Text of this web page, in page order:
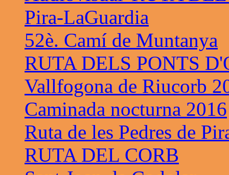
Pira-LaGuardia
52è. Camí de Muntanya
RUTA DELS PONTS
Vallfogona de Riucorb
Caminada nocturna 2016
Ruta de les Pedres de
RUTA DEL CORB